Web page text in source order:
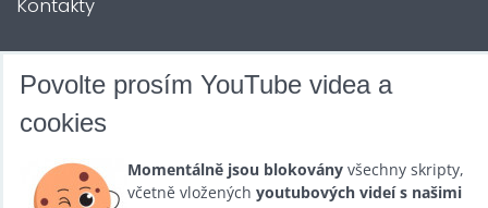
Kontakty
DALŠÍ SLUŽBY
Půjčovna
Povolte prosím YouTube videa a
cookies
Momentálně jsou blokovány všechny skripty,
včetně vložených youtubových videí s našimi